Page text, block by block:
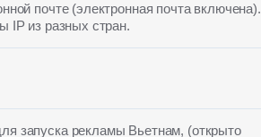
почте (электронная почта включена).
IP из разных стран.
запуска рекламы Вьетнам, (открыто